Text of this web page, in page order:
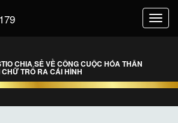
CHIA SẺ VỀ CÔNG CUỘC HÓA THÂN
CHỮ TRỔ RA CÁI HÌNH